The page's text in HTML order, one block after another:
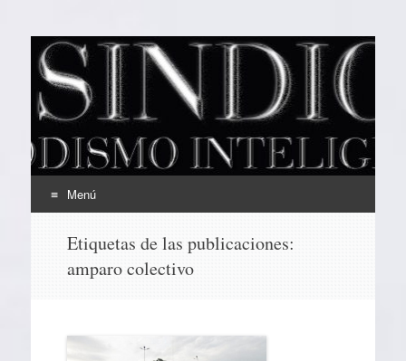
EL SINDICAL
Periodismo Inteligente
Menú
contenido
Etiquetas de las publicaciones:
amparo colectivo